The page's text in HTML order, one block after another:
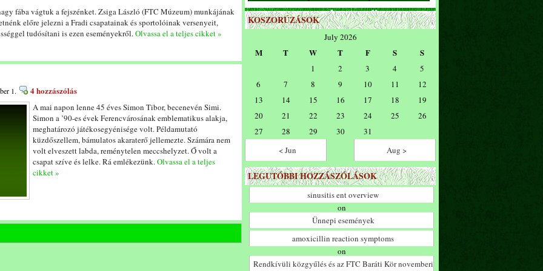
fába vágtuk a fejszénket. Zsiga László (FTC Múzeum) munkájának
előre jelezni a Fradi csapatainak és sportolóinak versenyeit,
tudósítani is ezen eseményekről.Olvassa el a teljes cikket »
1. 4 hozzászólás
A mai napon lenne 45 éves Simon Tibor, becenevén Simi.
Simon a ’90-es évek Ferencvárosának emblematikus alakja,
meghatározó játékosegyénisége volt. Példamutató
küzdőszellem, bámulatos akaraterő jellemezte. Számára nem
volt elveszett labda, reménytelen meccshelyzet. Ő volt a
csapat szíve és lelke. Rá emlékezünk.Olvassa el a teljes
cikket »
KOSZORÚZÁSOK
July 2026
M T W T F S S
1 2 3 4
5
6
7 8 9 10 11
12
13
14 15 16 17 18
19
20
21 22 23 24 25
26
27
28 29 30
31
< Jun
Aug >
LEGUTÓBBI HOZZÁSZÓLÁSOK
sinusitis ent overview
on
Ünnepi események
amoxicillin reaction symptoms
on
Rendkívüli közgyűlés és az FTC Baráti Kör novemberi